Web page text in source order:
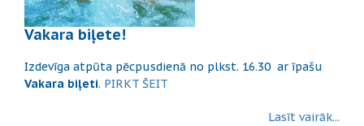
Vakara biļete!
Izdevīga atpūta pēcpusdienā no plkst. 16.30 ar īpašu
Vakara biļeti. PIRKT ŠEIT
Lasīt vairāk...